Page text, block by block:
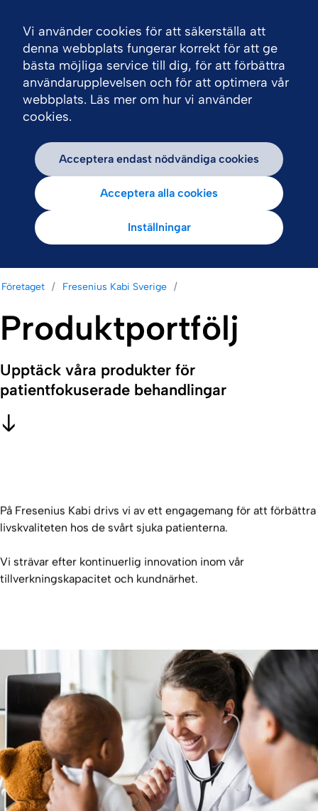
Företaget Fresenius Kabi Sverige
Produktportfölj
Upptäck våra produkter för
patientfokuserade behandlingar
På Fresenius Kabi drivs vi av ett engagemang för att förbättra
livskvaliteten hos de svårt sjuka patienterna.
Vi strävar efter kontinuerlig innovation inom vår
tillverkningskapacitet och kundnärhet.
Vi använder cookies för att säkerställa att
denna webbplats fungerar korrekt för att ge
bästa möjliga service till dig, för att förbättra
användarupplevelsen och för att optimera vår
webbplats. Läs mer om hur vi använder
cookies.
Acceptera endast nödvändiga cookies
Acceptera alla cookies
Inställningar